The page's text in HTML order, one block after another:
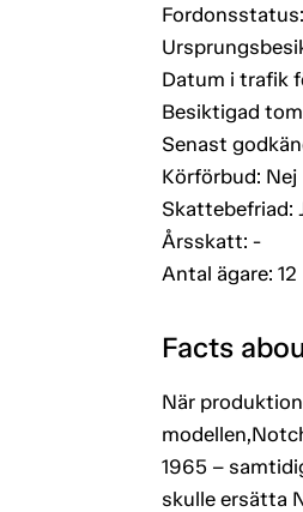
Datum i trafik
Besiktigad
Senast
Körförbud: Nej
Skattebefriad:
Årsskatt: -
Antal ägare: 12
Facts
När
1965 –
skulle ersätta